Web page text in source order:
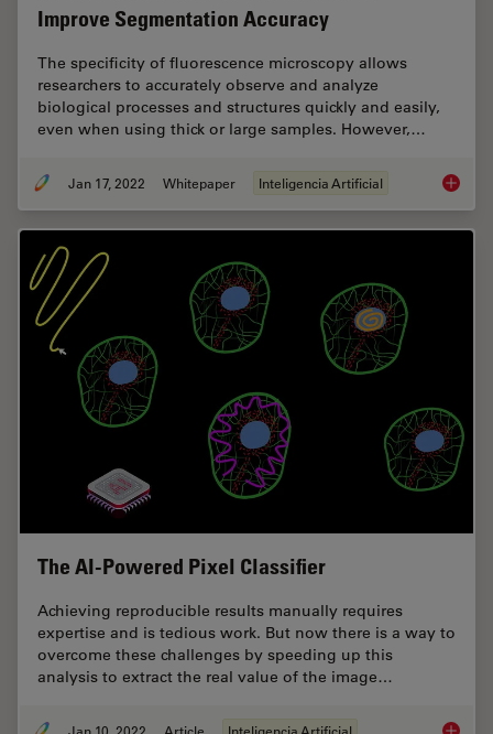
Improve Segmentation Accuracy
The specificity of fluorescence microscopy allows
researchers to accurately observe and analyze
biological processes and structures quickly and easily,
even when using thick or large samples. However,…
Jan 17, 2022 Whitepaper Inteligencia Artificial How to
The AI-Powered Pixel Classifier
Achieving reproducible results manually requires
expertise and is tedious work. But now there is a way to
overcome these challenges by speeding up this
analysis to extract the real value of the image…
Jan 10, 2022 Article Inteligencia Artificial